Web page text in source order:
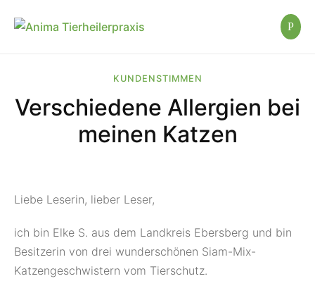
KUNDENSTIMMEN
Verschiedene Allergien bei
meinen Katzen
Liebe Leserin, lieber Leser,
ich bin Elke S. aus dem Landkreis Ebersberg und bin
Besitzerin von drei wunderschönen Siam-Mix-
Katzengeschwistern vom Tierschutz.